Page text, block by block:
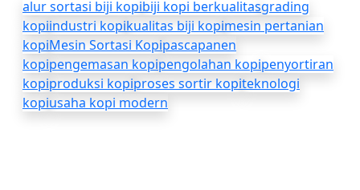
alur sortasi biji kopibiji kopi berkualitasgrading
kopiindustri kopikualitas biji kopimesin pertanian
kopiMesin Sortasi Kopipascapanen
kopipengemasan kopipengolahan kopipenyortiran
kopiproduksi kopiproses sortir kopiteknologi
kopiusaha kopi modern